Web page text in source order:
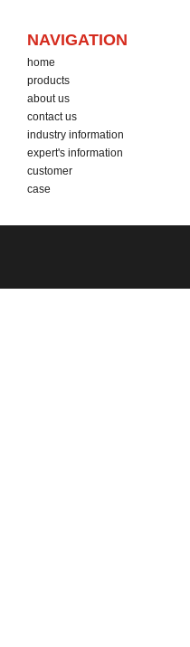
NAVIGATION
home
products
about us
contact us
industry information
expert's information
customer
case